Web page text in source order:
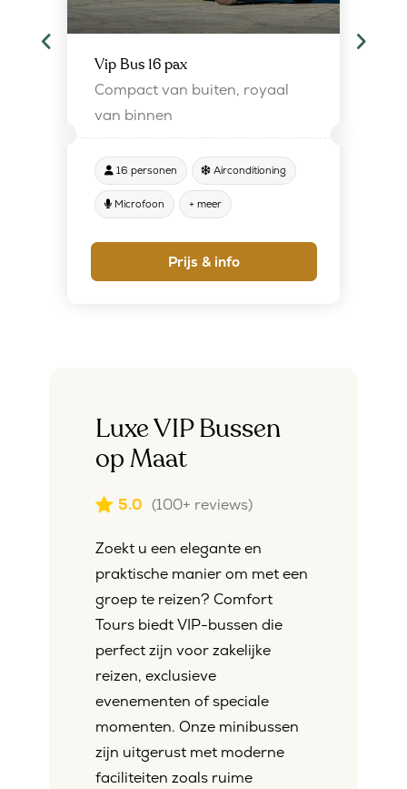
Vip Bus 16 pax
Compact van buiten, royaal
van binnen
16 personen Airconditioning
Microfoon + meer
Prijs & info
Luxe VIP Bussen
op Maat
5.0 (100+ reviews)
Zoekt u een elegante en
praktische manier om met een
groep te reizen? Comfort
Tours biedt VIP-bussen die
perfect zijn voor zakelijke
reizen, exclusieve
evenementen of speciale
momenten. Onze minibussen
zijn uitgerust met moderne
faciliteiten zoals ruime